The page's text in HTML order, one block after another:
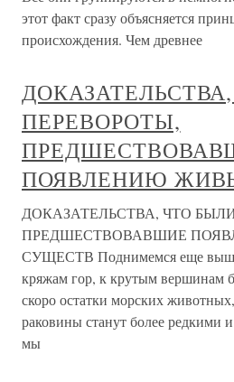
этот факт сразу объясняется
происхождения. Чем древнее
ПЕРЕВОРОТЫ,
ПОЯВЛЕНИЮ
ДОКАЗАТЕЛЬСТВА, ЧТО
ПРЕДШЕСТВОВАВШИЕ
СУЩЕСТВ Поднимемся еще
кряжам гор, к крутым вершинам
скоро остатки морских
раковины станут более редкими
мы